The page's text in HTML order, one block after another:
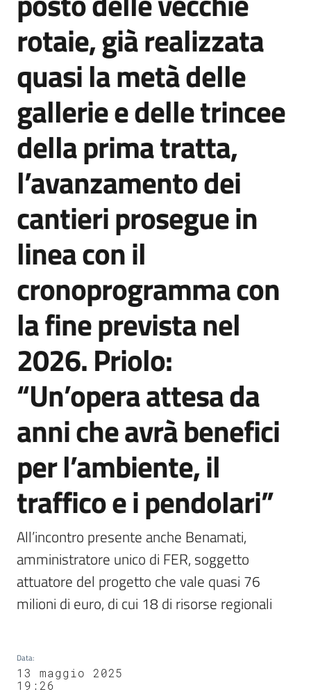
rotaie, già realizzata
quasi la metà delle
gallerie e delle trincee
della prima tratta,
l’avanzamento dei
cantieri prosegue in
linea con il
cronoprogramma con
la fine prevista nel
2026. Priolo:
“Un’opera attesa da
anni che avrà benefici
per l’ambiente, il
traffico e i pendolari”
All’incontro presente anche Benamati,
amministratore unico di FER, soggetto
attuatore del progetto che vale quasi 76
milioni di euro, di cui 18 di risorse regionali
Data:
13 maggio 2025
19:26